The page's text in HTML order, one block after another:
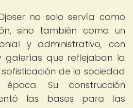
no solo servía como
sino también como un
y administrativo, con
galerías que reflejaban la
de la sociedad
Su construcción
las bases para las